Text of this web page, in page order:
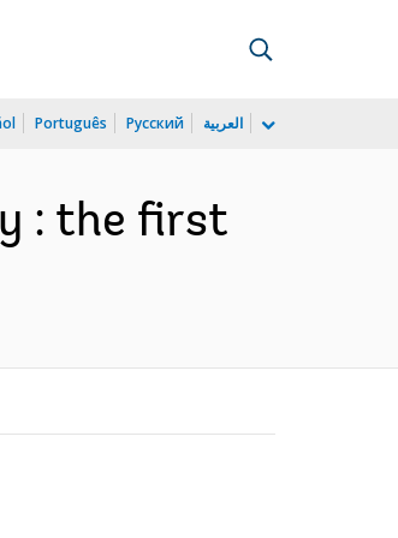
Português Русский العربية
: the first